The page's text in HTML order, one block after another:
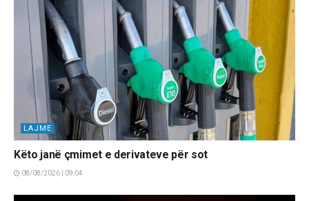
LAJME
Këto janë çmimet e derivateve për sot
08/08/2026 | 09:04